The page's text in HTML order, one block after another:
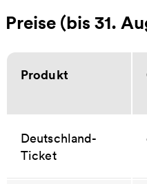
Preise (bis 31.
Produkt
Deutschland-
Ticket